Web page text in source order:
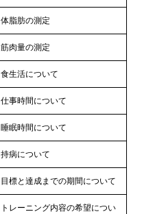
体脂肪の測定
筋肉量の測定
食生活について
仕事時間について
睡眠時間について
持病について
目標と達成までの期間について
トレーニング内容の希望につい